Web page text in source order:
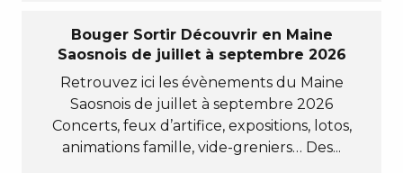
Bouger Sortir Découvrir en Maine
Saosnois de juillet à septembre 2026
Retrouvez ici les évènements du Maine
Saosnois de juillet à septembre 2026
Concerts, feux d’artifice, expositions, lotos,
animations famille, vide-greniers… Des...